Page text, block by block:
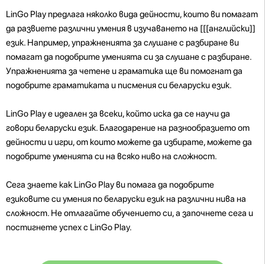
LinGo Play предлага няколко вида дейности, които ви помагат
да развиете различни умения в изучаването на [[[английски]]
език. Например, упражненията за слушане с разбиране ви
помагат да подобрите уменията си за слушане с разбиране.
Упражненията за четене и граматика ще ви помогнат да
подобрите граматиката и писмения си беларуски език.
LinGo Play е идеален за всеки, който иска да се научи да
говори беларуски език. Благодарение на разнообразието от
дейности и игри, от които можете да избирате, можете да
подобрите уменията си на всяко ниво на сложност.
Сега знаете как LinGo Play ви помага да подобрите
езиковите си умения по беларуски език на различни нива на
сложност. Не отлагайте обучението си, а започнете сега и
постигнете успех с LinGo Play.